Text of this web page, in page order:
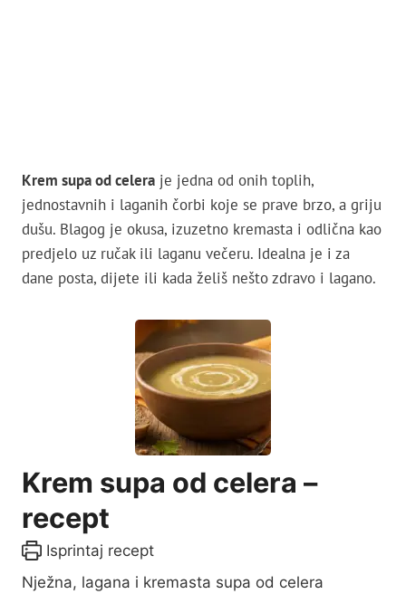
Krem supa od celera je jedna od onih toplih,
jednostavnih i laganih čorbi koje se prave brzo, a griju
dušu. Blagog je okusa, izuzetno kremasta i odlična kao
predjelo uz ručak ili laganu večeru. Idealna je i za
dane posta, dijete ili kada želiš nešto zdravo i lagano.
Krem supa od celera –
recept
Isprintaj recept
Nježna, lagana i kremasta supa od celera